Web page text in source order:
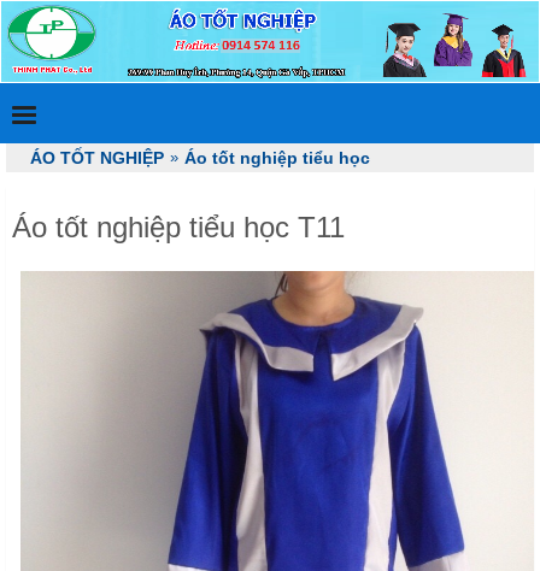
ÁO TỐT NGHIỆP » Áo tốt nghiệp tiểu học
Áo tốt nghiệp tiểu học T11